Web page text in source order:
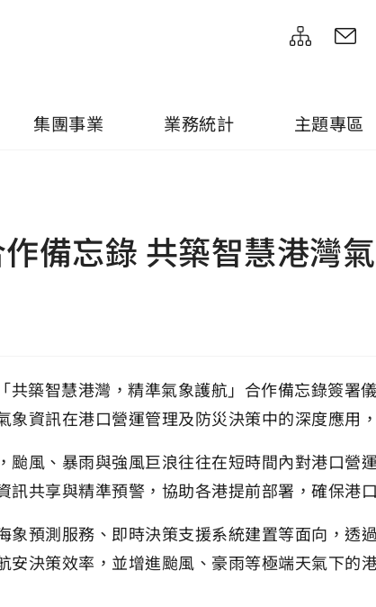
集團事業 業務統計 主題專區
備忘錄 共築智慧港灣
築智慧港灣，精準氣象護航」合作備忘錄簽署
資訊在港口營運管理及防災決策中的深度應用
風、暴雨與強風巨浪往往在短時間內對港口營
共享與精準預警，協助各港提前部署，確保港
預測服務、即時決策支援系統建置等面向，透
決策效率，並增進颱風、豪雨等極端天氣下的